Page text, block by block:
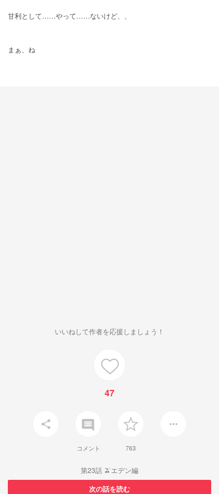
甘利として……やって……ないけど、、
まぁ、ね
いいねして作者を応援しましょう！
47
share insert_comment
コメント 763
more_horiz
第23話 🫒エデン編
次の話を読む